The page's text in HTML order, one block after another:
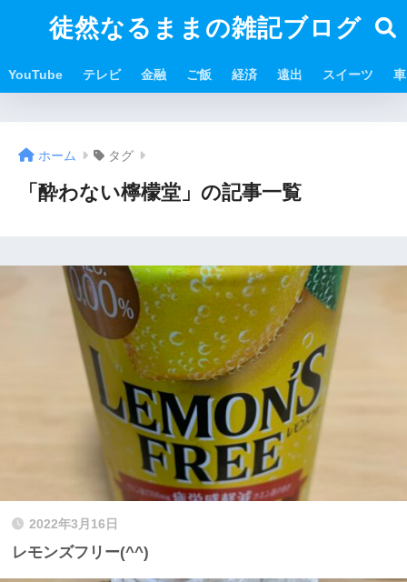
徒然なるままの雑記ブログ
YouTube テレビ 金融 ご飯 経済 遠出 スイーツ 車
ホーム タグ
「酔わない檸檬堂」の記事一覧
2022年3月16日
レモンズフリー(^^)